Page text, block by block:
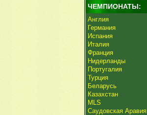
ЧЕМПИОНАТЫ:
Англия
Германия
Испания
Италия
Франция
Нидерланды
Португалия
Турция
Беларусь
Казахстан
MLS
Саудовская Аравия